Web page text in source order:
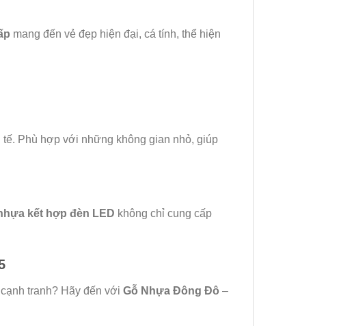
mang đến vẻ đẹp hiện đại, cá tính, thể hiện
Phù hợp với những không gian nhỏ, giúp
kết hợp đèn LED không chỉ cung cấp
tranh? Hãy đến với Gỗ Nhựa Đông Đô –